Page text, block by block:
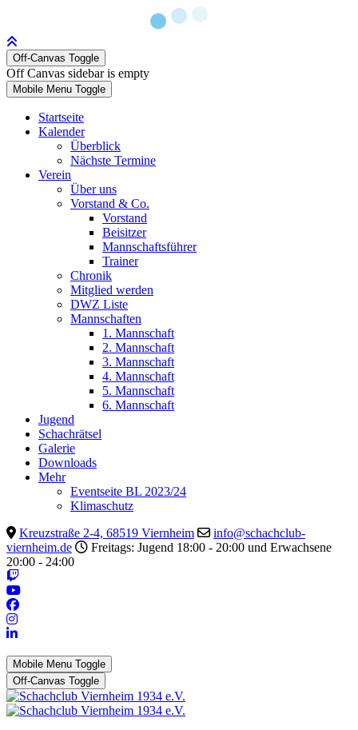
Off-Canvas Toggle
Off Canvas sidebar is empty
Mobile Menu Toggle
Startseite
Kalender
Überblick
Nächste Termine
Verein
Über uns
Vorstand & Co.
Vorstand
Beisitzer
Mannschaftsführer
Trainer
Chronik
Mitglied werden
DWZ Liste
Mannschaften
1. Mannschaft
2. Mannschaft
3. Mannschaft
4. Mannschaft
5. Mannschaft
6. Mannschaft
Jugend
Schachrätsel
Galerie
Downloads
Mehr
Eventseite BL 2023/24
Klimaschutz
Kreuzstraße 2-4, 68519 Viernheim
info@schachclub-
viernheim.de
Freitags: Jugend 18:00 - 20:00 und Erwachsene
20:00 - 24:00
Mobile Menu Toggle
Off-Canvas Toggle